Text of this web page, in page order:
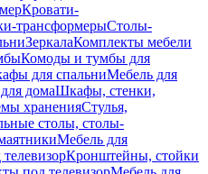
Кровати-
трансформерыСтолы-
ЗеркалаКомплекты мебели
Комоды и тумбы для
для спальниМебель для
домаШкафы, стенки,
храненияСтулья,
столы, столы-
Мебель для
Кронштейны, стойки